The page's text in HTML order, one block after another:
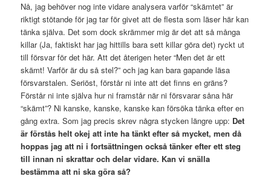
Nå, jag behöver nog inte vidare analysera varför “skämtet” är
riktigt stötande för jag tar för givet att de flesta som läser här kan
tänka själva. Det som dock skrämmer mig är det att så många
killar (Ja, faktiskt har jag hittills bara sett killar göra det) ryckt ut
till försvar för det här. Att det återigen heter “Men det är ett
skämt! Varför är du så stel?” och jag kan bara gapande läsa
försvarstalen. Seriöst, förstår ni inte att det finns en gräns?
Förstår ni inte själva hur ni framstår när ni försvarar såna här
“skämt”? Ni kanske, kanske, kanske kan försöka tänka efter en
gång extra. Som jag precis skrev några stycken längre upp: Det
är förstås helt okej att inte ha tänkt efter så mycket, men då
hoppas jag att ni i fortsättningen också tänker efter ett steg
till innan ni skrattar och delar vidare. Kan vi snälla
bestämma att ni ska göra så?